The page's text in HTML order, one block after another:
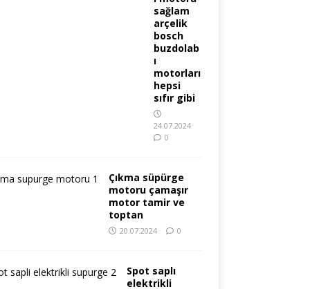
sağlam
arçelik
bosch
buzdolab
ı
motorları
hepsi
sıfır gibi
24.07.2024
0
Çıkma süpürge
motoru çamaşır
motor tamir ve
toptan
20.07.2024 0
Spot saplı
elektrikli